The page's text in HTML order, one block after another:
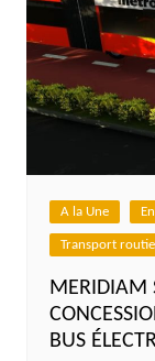
A la Une
Transport
MERIDIAM
BUS